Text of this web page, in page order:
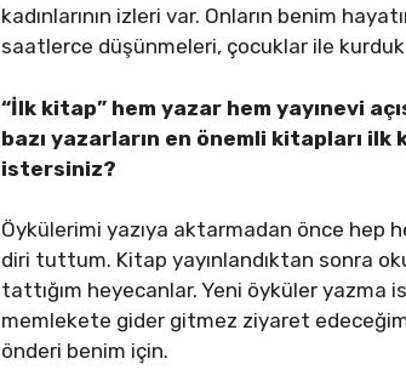
kadınlarının izleri var. Onların benim
saatlerce düşünmeleri, çocuklar ile
“İlk kitap” hem yazar hem yayınevi
bazı yazarların en önemli kitapları
istersiniz?
Öykülerimi yazıya aktarmadan önce hep
diri tuttum. Kitap yayınlandıktan sonra
tattığım heyecanlar. Yeni öyküler yazma
memlekete gider gitmez ziyaret
önderi benim için.